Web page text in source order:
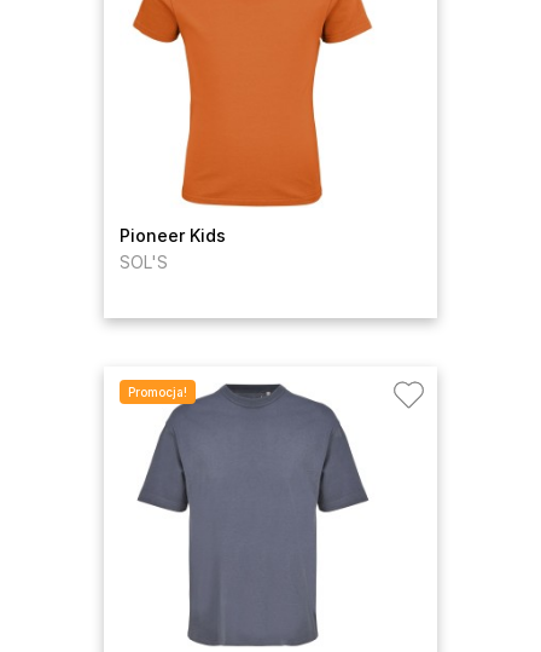
Pioneer Kids
SOL'S
Promocja!